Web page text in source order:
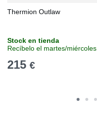
Thermion Outlaw
Stock en tienda
Recíbelo el martes/miércoles
215 €